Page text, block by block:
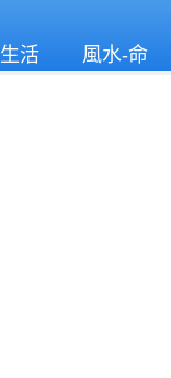
生活
風水-命